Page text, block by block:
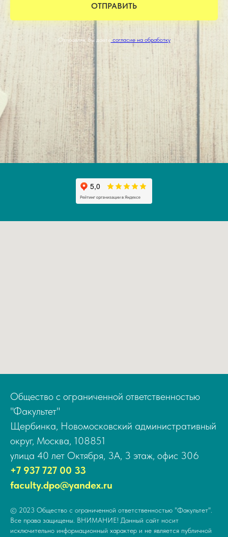
ОТПРАВИТЬ
Отправляя, Вы даетесогласие на обработку
Общество с ограниченной ответственностью
"Факультет"
Щербинка, Новомосковский административный
округ, Москва, 108851
улица 40 лет Октября, 3А, 3 этаж, офис 306
+7 937 727 00 33
faculty.dpo@yandex.ru
© 2023 Общество с ограниченной ответственностью "Факультет".
Все права защищены. ВНИМАНИЕ! Данный сайт носит
исключительно информационный характер и не является публичной